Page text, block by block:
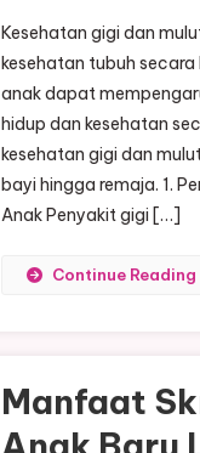
Kesehatan gigi dan
kesehatan tubuh secara
anak dapat
hidup dan kesehatan
kesehatan gigi dan
bayi hingga remaja. 1.
Anak Penyakit gigi […]
Continue Reading
Manfaat